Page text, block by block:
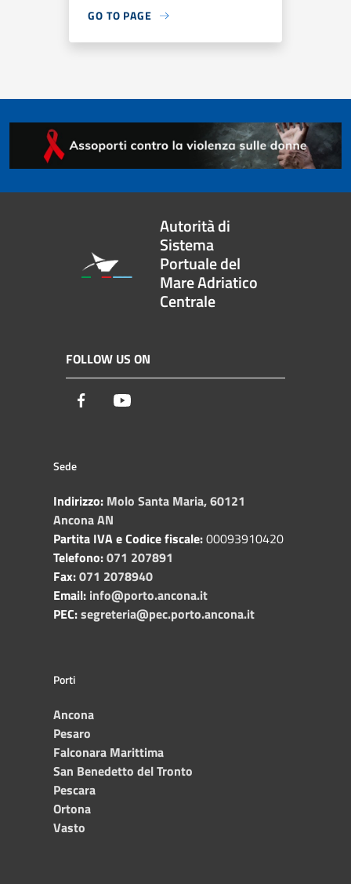
GO TO PAGE
Autorità di
Sistema
Portuale del
Mare Adriatico
Centrale
FOLLOW US ON
Facebook
Sede
Indirizzo: Molo Santa Maria, 60121
Ancona AN
Partita IVA e Codice fiscale:00093910420
Telefono:071 207891
Fax:071 2078940
Email: info@porto.ancona.it
PEC:segreteria@pec.porto.ancona.it
Porti
Ancona
Pesaro
Falconara Marittima
San Benedetto del Tronto
Pescara
Ortona
Vasto